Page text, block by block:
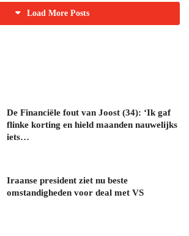
Load More Posts
De Financiële fout van Joost (34): ‘Ik gaf
flinke korting en hield maanden nauwelijks
iets…
Iraanse president ziet nu beste
omstandigheden voor deal met VS